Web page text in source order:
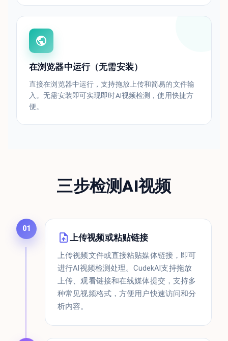
在浏览器中运行（无需安装）
直接在浏览器中运行，支持拖放上传和简易的文件输
入。无需安装即可实现即时AI视频检测，使用快捷方
便。
三步检测AI视频
01
上传视频或粘贴链接
上传视频文件或直接粘贴媒体链接，即可
进行AI视频检测处理。CudekAI支持拖放
上传、观看链接和在线媒体提交，支持多
种常见视频格式，方便用户快速访问和分
析内容。